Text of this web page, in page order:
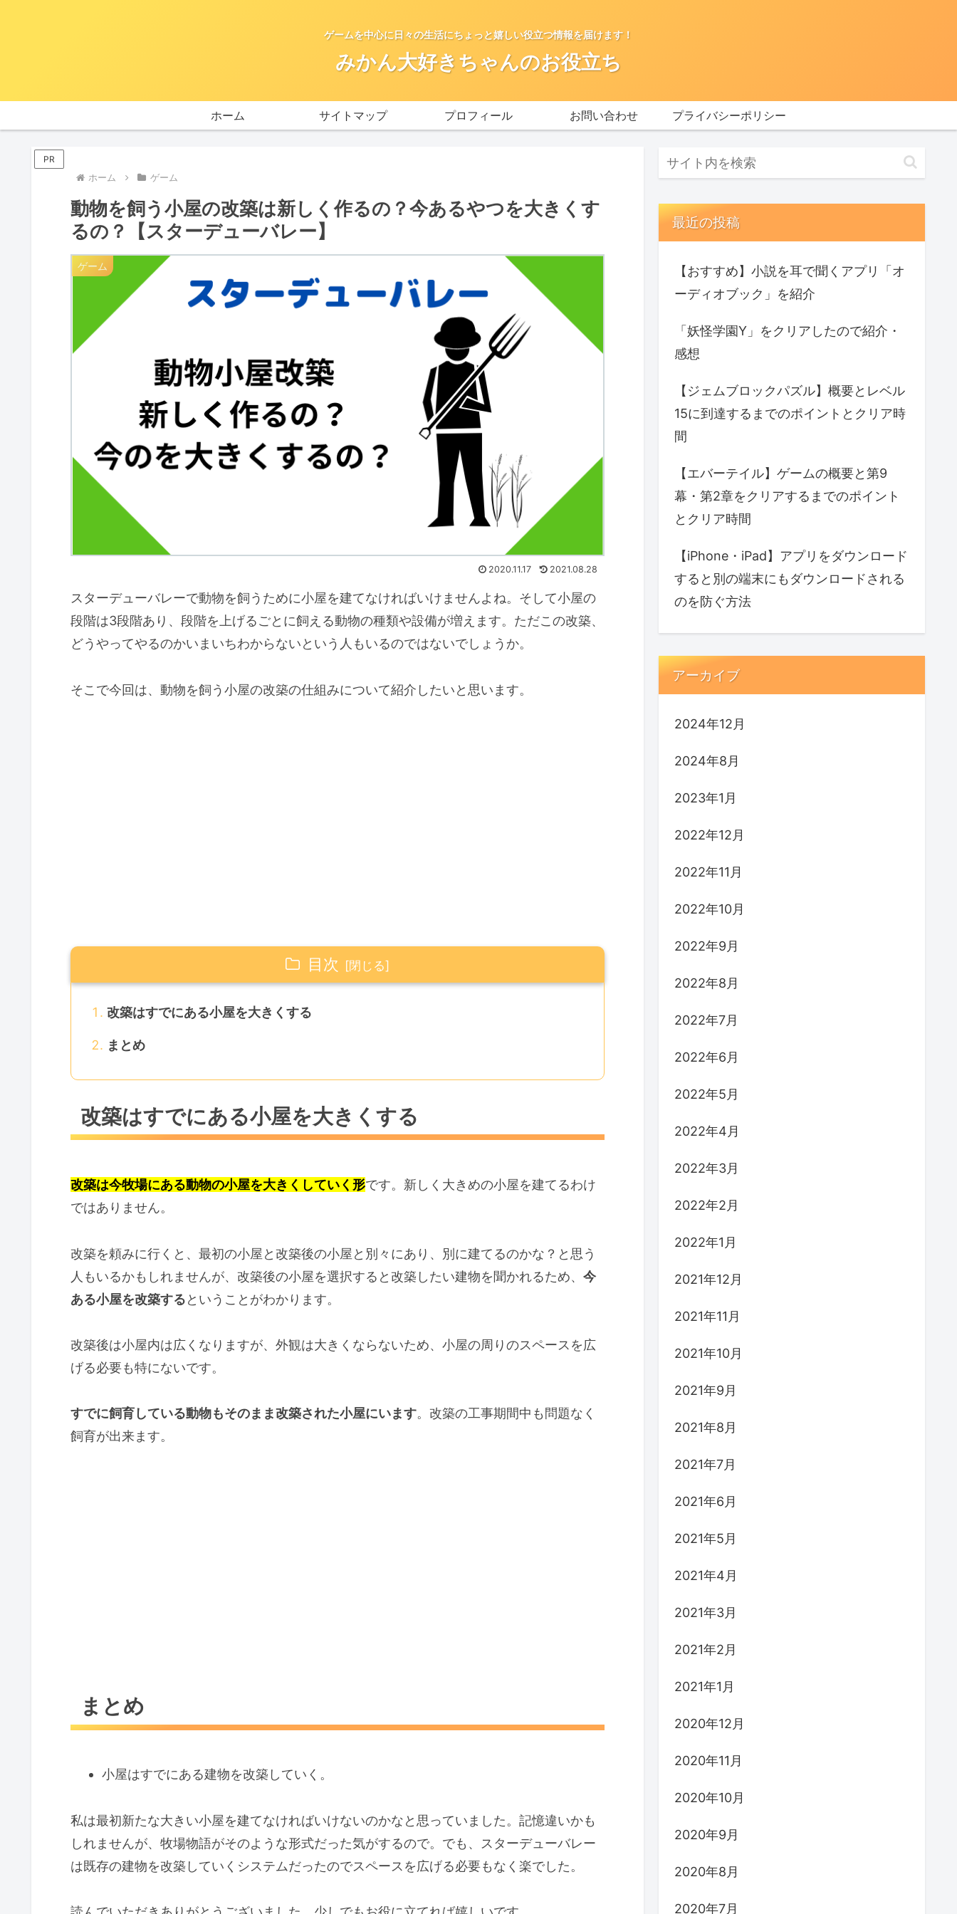
ゲームを中心に日々の生活にちょっと嬉しい役立つ情報を届けます！
みかん大好きちゃんのお役立ち
ホーム サイトマップ プロフィール お問い合わせ プライバシーポリシー
PR
ホーム ゲーム
動物を飼う小屋の改築は新しく作るの？今あるやつを大きくす
るの？【スターデューバレー】
ゲーム
2020.11.17 2021.08.28
スターデューバレーで動物を飼うために小屋を建てなければいけませんよね。そして小屋の
段階は3段階あり、段階を上げるごとに飼える動物の種類や設備が増えます。ただこの改築、
どうやってやるのかいまいちわからないという人もいるのではないでしょうか。
そこで今回は、動物を飼う小屋の改築の仕組みについて紹介したいと思います。
目次
改築はすでにある小屋を大きくする
まとめ
改築はすでにある小屋を大きくする
改築は今牧場にある動物の小屋を大きくしていく形です。新しく大きめの小屋を建てるわけ
ではありません。
改築を頼みに行くと、最初の小屋と改築後の小屋と別々にあり、別に建てるのかな？と思う
人もいるかもしれませんが、改築後の小屋を選択すると改築したい建物を聞かれるため、 今
ある小屋を改築するということがわかります。
改築後は小屋内は広くなりますが、外観は大きくならないため、小屋の周りのスペースを広
げる必要も特にないです。
すでに飼育している動物もそのまま改築された小屋にいます。改築の工事期間中も問題なく
飼育が出来ます。
まとめ
小屋はすでにある建物を改築していく。
私は最初新たな大きい小屋を建てなければいけないのかなと思っていました。記憶違いかも
しれませんが、牧場物語がそのような形式だった気がするので。でも、スターデューバレー
は既存の建物を改築していくシステムだったのでスペースを広げる必要もなく楽でした。
最近の投稿
【おすすめ】小説を耳で聞くアプリ「オ
ーディオブック」を紹介
「妖怪学園Y」をクリアしたので紹介・
感想
【ジェムブロックパズル】概要とレベル
15に到達するまでのポイントとクリア時
間
【エバーテイル】ゲームの概要と第9
幕・第2章をクリアするまでのポイント
とクリア時間
【iPhone・iPad】アプリをダウンロード
すると別の端末にもダウンロードされる
のを防ぐ方法
アーカイブ
2024年12月
2024年8月
2023年1月
2022年12月
2022年11月
2022年10月
2022年9月
2022年8月
2022年7月
2022年6月
2022年5月
2022年4月
2022年3月
2022年2月
2022年1月
2021年12月
2021年11月
2021年10月
2021年9月
2021年8月
2021年7月
2021年6月
2021年5月
2021年4月
2021年3月
2021年2月
2021年1月
2020年12月
2020年11月
2020年10月
2020年9月
2020年8月
2020年7月